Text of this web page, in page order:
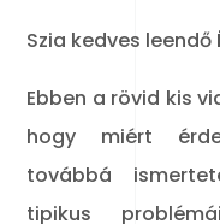
Szia kedves leendő
Ebben a rövid kis
hogy miért
továbbá
tipikus